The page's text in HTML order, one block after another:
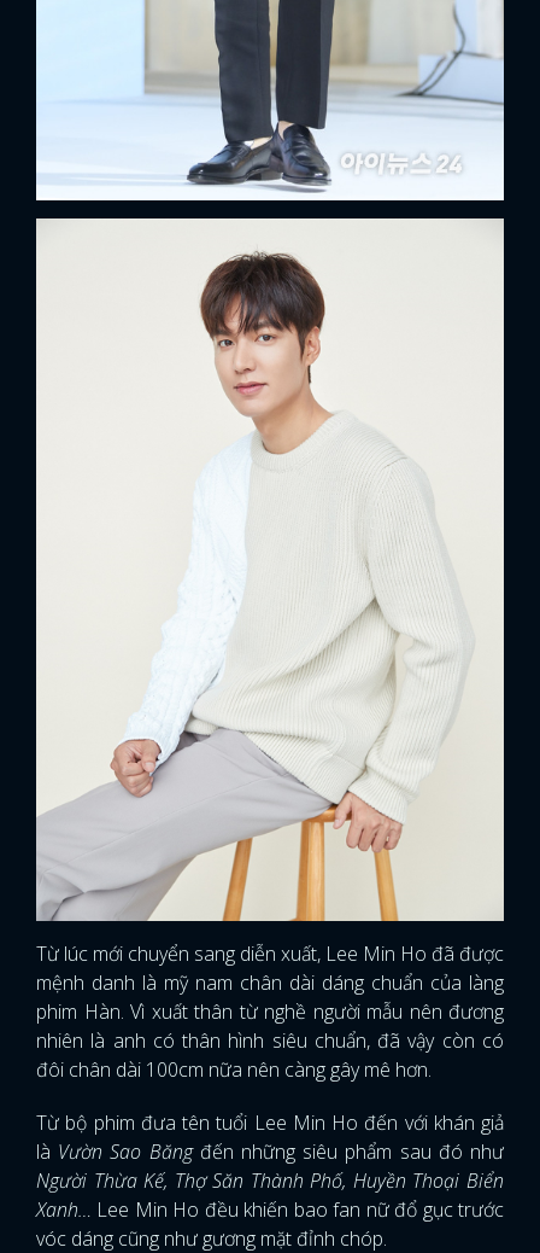
Từ lúc mới chuyển sang diễn xuất, Lee Min Ho đã được
mệnh danh là mỹ nam chân dài dáng chuẩn của làng
phim Hàn. Vì xuất thân từ nghề người mẫu nên đương
nhiên là anh có thân hình siêu chuẩn, đã vậy còn có
đôi chân dài 100cm nữa nên càng gây mê hơn.
Từ bộ phim đưa tên tuổi Lee Min Ho đến với khán giả
là Vườn Sao Băngđến những siêu phẩm sau đó như
Người Thừa Kế, Thợ Săn Thành Phố, Huyền Thoại Biển
Xanh… Lee Min Ho đều khiến bao fan nữ đổ gục trước
vóc dáng cũng như gương mặt đỉnh chóp.